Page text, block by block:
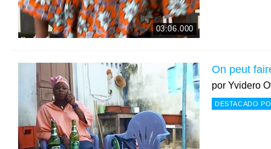
03:06.000
On peut
por Yvidero
DESTACADO